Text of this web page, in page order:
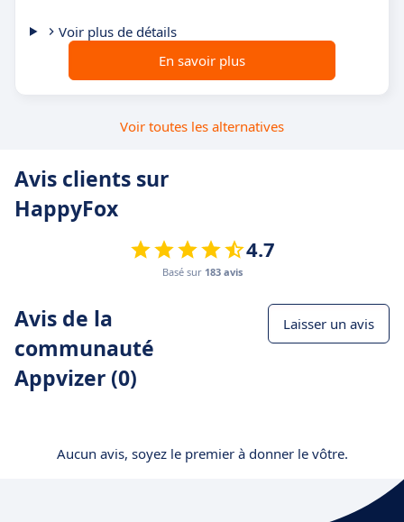
Voir plus de détails
En savoir plus
Voir toutes les alternatives
Avis clients sur
HappyFox
4.7
Basé sur 183 avis
Avis de la
communauté
Appvizer (0)
Laisser un avis
Aucun avis, soyez le premier à donner le vôtre.